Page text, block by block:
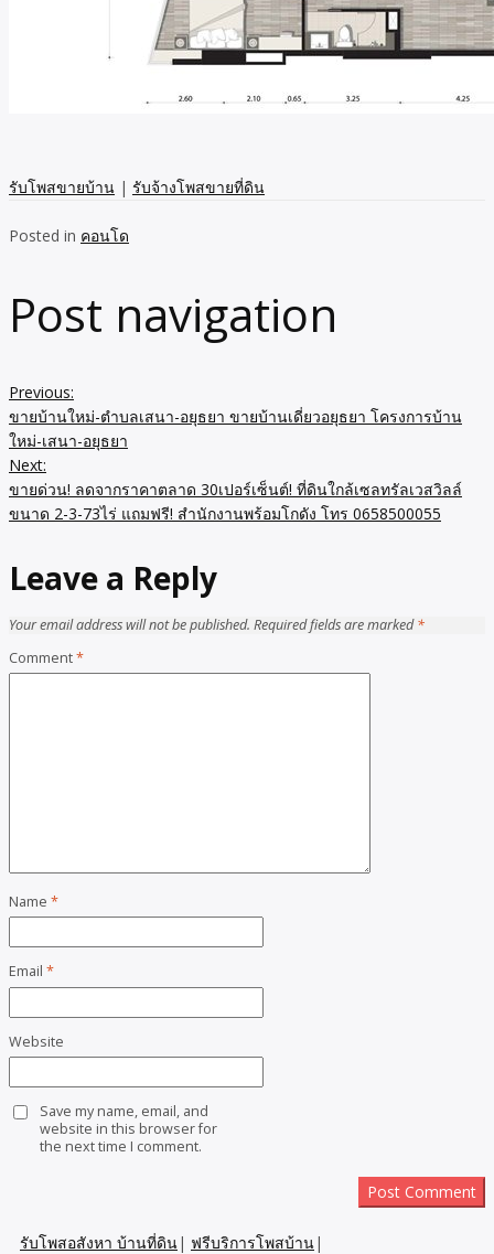
รับโพสขายบ้าน | รับจ้างโพสขายที่ดิน
Posted in คอนโด
Post navigation
Previous:
ขายบ้านใหม่-ตำบลเสนา-อยุธยา ขายบ้านเดี่ยวอยุธยา โครงการบ้าน
ใหม่-เสนา-อยุธยา
Next:
ขายด่วน! ลดจากราคาตลาด 30เปอร์เซ็นต์! ที่ดินใกล้เซลทรัลเวสวิลล์
ขนาด 2-3-73ไร่ แถมฟรี! สำนักงานพร้อมโกดัง โทร 0658500055
Leave a Reply
Your email address will not be published. Required fields are marked*
Comment*
Name *
Email *
Website
Save my name, email, and
website in this browser for
the next time I comment.
รับโพสอสังหา บ้านที่ดิน| ฟรีบริการโพสบ้าน|